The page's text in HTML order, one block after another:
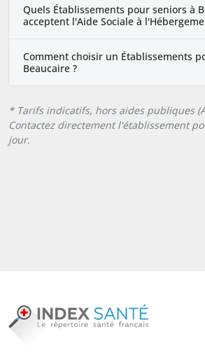
Quels Établissements pour seniors à
acceptent l'Aide Sociale à
Comment choisir un Établissements
Beaucaire ?
* Tarifs indicatifs, hors aides publiques
Contactez directement l'établissement
jour.